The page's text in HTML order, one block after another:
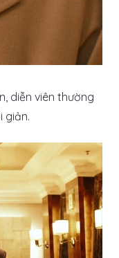
diễn viên thường
giản.